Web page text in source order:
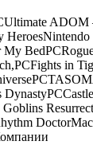
ADOM
My
in
Goblins